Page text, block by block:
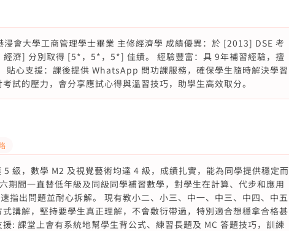
浸會大學工商管理學士畢業 主修經濟學 成績優異：於 [2013] DSE 考
濟] 分別取得 [5*，5*，5*] 佳績。 經驗豐富：具 9年補習經驗，擅
貼心支援：課後提供 WhatsApp 問功課服務，確保學生隨時解決學習
試的壓力，會分享應試心得與溫習技巧，助學生高效取分。
級，數學 M2 及視覺藝術均達 4 級，成績扎實，能為同學提供穩定而
期間一直替低年級及同級同學補習數學，對學生在計算、代步和應用
指出問題並耐心拆解。 現有教小二、小三、中一、中三、中四、中五
講解，堅持要學生真正理解，不會敷衍帶過，特別適合想穩拿合格甚
: 課堂上會有系統地幫學生背公式、練習長題及 MC 答題技巧，訓練